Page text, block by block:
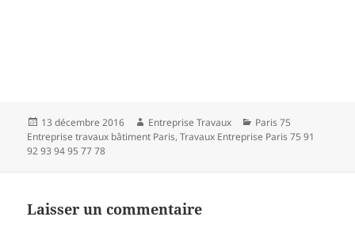
Publié
le
13 décembre 2016 Auteur
Entreprise Travaux Catégories
Paris 75
Entreprise travaux bâtiment Paris,Travaux Entreprise Paris 75 91
92 93 94 95 77 78
Laisser un commentaire